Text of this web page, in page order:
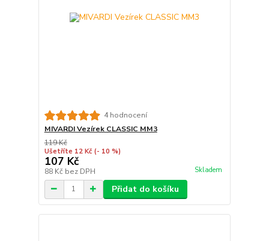
4 hodnocení
MIVARDI Vezírek CLASSIC MM3
119 Kč
Ušetříte 12 Kč (- 10 %)
107 Kč
88 Kč bez DPH Skladem
Přidat do košíku